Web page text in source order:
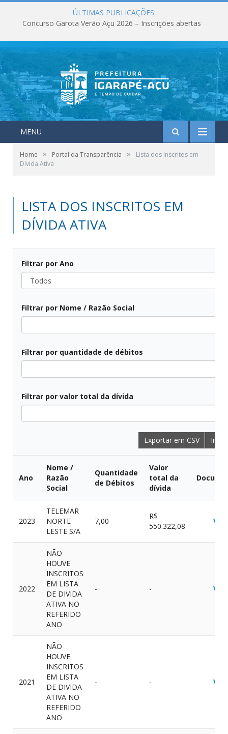
ÚLTIMAS PUBLICAÇÕES:
Concurso Garota Verão Açu 2026 – Inscrições abertas
MENU
Home » Portal da Transparência »
Lista dos Inscritos em
Dívida Ativa
LISTA DOS INSCRITOS EM
DÍVIDA ATIVA
Filtrar por Ano
Todos
Filtrar por Nome / Razão Social
Filtrar por quantidade de débitos
Filtrar por valor total da dívida
Exportar em CSV
Ano
Nome /
Razão
Social
Quantidade
de Débitos
Valor
total da
dívida
2023
TELEMAR
NORTE
LESTE S/A
7,00
R$
550.322,08
VER
2022
NÃO
HOUVE
INSCRITOS
EM LISTA
DE DIVIDA
ATIVA NO
REFERIDO
ANO
- - VER
2021
NÃO
HOUVE
INSCRITOS
EM LISTA
DE DIVIDA
ATIVA NO
REFERIDO
ANO
- - VER